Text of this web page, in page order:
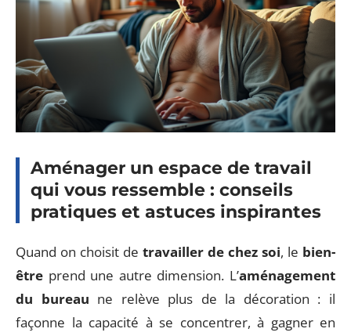
Aménager un espace de travail
qui vous ressemble : conseils
pratiques et astuces inspirantes
Quand on choisit de travailler de chez soi, le bien-
être prend une autre dimension. L’aménagement
du bureau ne relève plus de la décoration : il
façonne la capacité à se concentrer, à gagner en